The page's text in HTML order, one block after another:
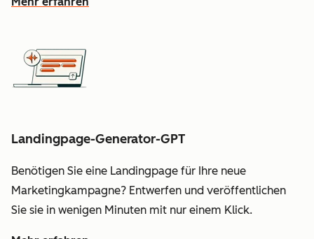
Landingpage-Generator-GPT
Benötigen Sie eine Landingpage für Ihre neue
Marketingkampagne? Entwerfen und veröffentlichen
Sie sie in wenigen Minuten mit nur einem Klick.